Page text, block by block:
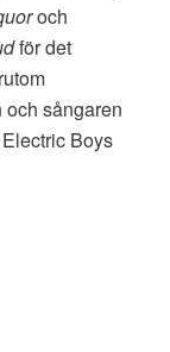
och
för det
sångaren
Boys